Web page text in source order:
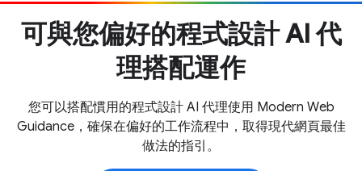
可與您偏好的程式設計 AI 代
理搭配運作
您可以搭配慣用的程式設計 AI 代理使用 Modern Web
Guidance，確保在偏好的工作流程中，取得現代網頁最佳
做法的指引。